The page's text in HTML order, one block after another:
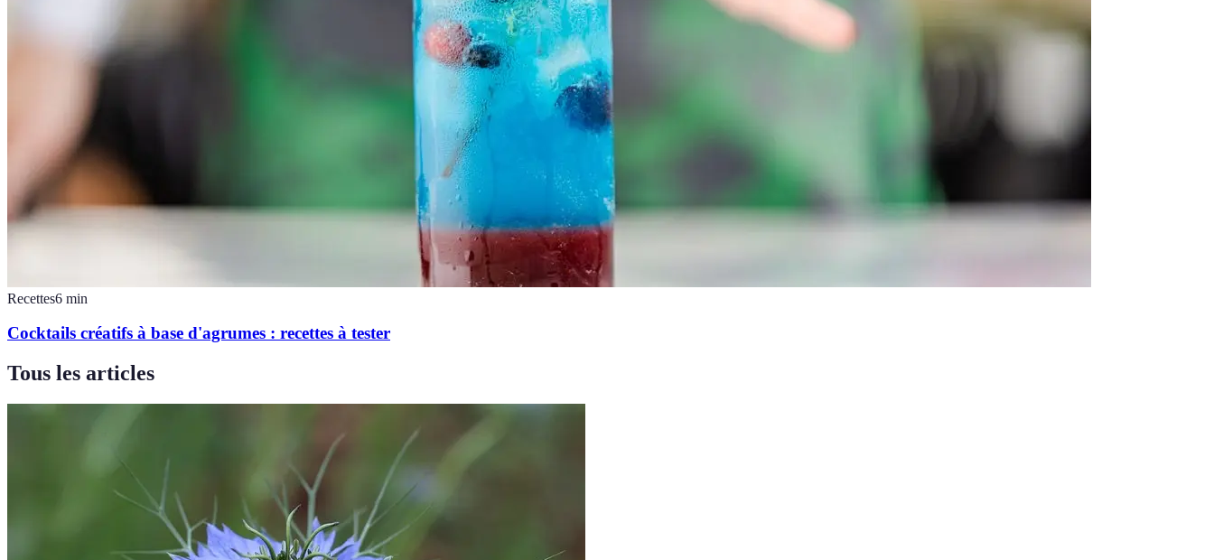
Recettes6 min
Cocktails créatifs à base d'agrumes : recettes à tester
Tous les articles